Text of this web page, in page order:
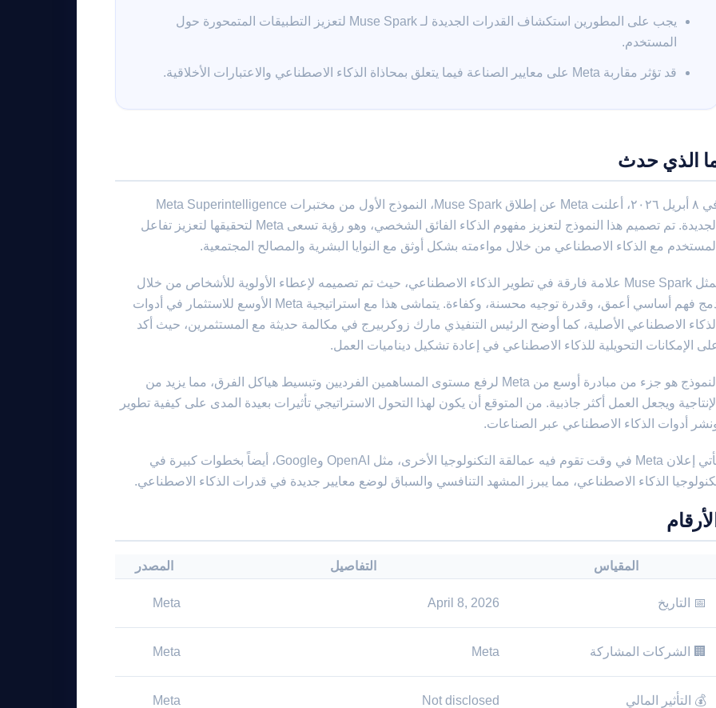
يجب على المطورين استكشاف القدرات الجديدة لـ Muse Spark لتعزيز التطبيقات المتمحورة حول
المستخدم.
قد تؤثر مقاربة Meta على معايير الصناعة فيما يتعلق بمحاذاة الذكاء الاصطناعي والاعتبارات الأخلاقية.
الذي حدث
في ٨ أبريل ٢٠٢٦، أعلنت Meta عن إطلاق Muse Spark، النموذج الأول من مختبرات Meta Superintelligence
الجديدة. تم تصميم هذا النموذج لتعزيز مفهوم الذكاء الفائق الشخصي، وهو رؤية تسعى Meta لتحقيقها لتعزيز تفاعل
مع الذكاء الاصطناعي من خلال مواءمته بشكل أوثق مع النوايا البشرية والمصالح المجتمعية.
يمثل Muse Spark علامة فارقة في تطوير الذكاء الاصطناعي، حيث تم تصميمه لإعطاء الأولوية للأشخاص من خلال
دمج فهم أساسي أعمق، وقدرة توجيه محسنة، وكفاءة. يتماشى هذا مع استراتيجية Meta الأوسع للاستثمار في أدوات
الاصطناعي الأصلية، كما أوضح الرئيس التنفيذي مارك زوكربيرج في مكالمة حديثة مع المستثمرين، حيث أكد
الإمكانات التحويلية للذكاء الاصطناعي في إعادة تشكيل ديناميات العمل.
النموذج هو جزء من مبادرة أوسع من Meta لرفع مستوى المساهمين الفرديين وتبسيط هياكل الفرق، مما يزيد من
ويجعل العمل أكثر جاذبية. من المتوقع أن يكون لهذا التحول الاستراتيجي تأثيرات بعيدة المدى على كيفية تطوير
أدوات الذكاء الاصطناعي عبر الصناعات.
يأتي إعلان Meta في وقت تقوم فيه عمالقة التكنولوجيا الأخرى، مثل OpenAI وGoogle، أيضاً بخطوات كبيرة في
الذكاء الاصطناعي، مما يبرز المشهد التنافسي والسباق لوضع معايير جديدة في قدرات الذكاء الاصطناعي.
المقياس التفاصيل المصدر
📅 التاريخ April 8, 2026
Meta
🏢 الشركات المشاركة Meta
Meta
💰 التأثير المالي Not disclosed
Meta